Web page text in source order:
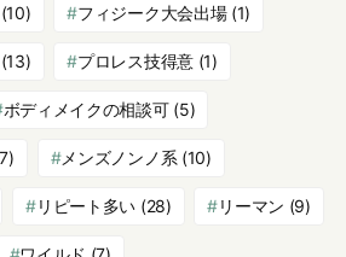
(10) フィジーク大会出場(1)
(13) プロレス技得意(1)
ボディメイクの相談可(5)
メンズノンノ系 (10)
リピート多い (28) リーマン (9)